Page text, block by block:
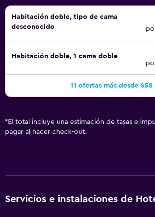
limpieza todos los días. Los servicios de
esparcimiento en este hotel incluyen
libre. Se pueden practicar las
esparcimiento que se indican más abajo
instalaciones o cerca del alojamiento (es
Habitación doble, tipo de cama
desconocido
Habitación doble, 1 cama doble
11 ofertas más desde $58
* El total incluye una estimación de tasas e
pagar al hacer check-out.
Servicios e instalaciones de